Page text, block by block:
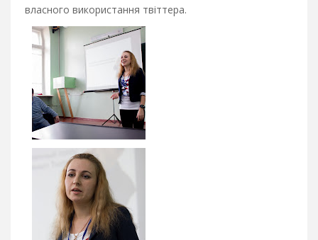
власного використання твіттера.